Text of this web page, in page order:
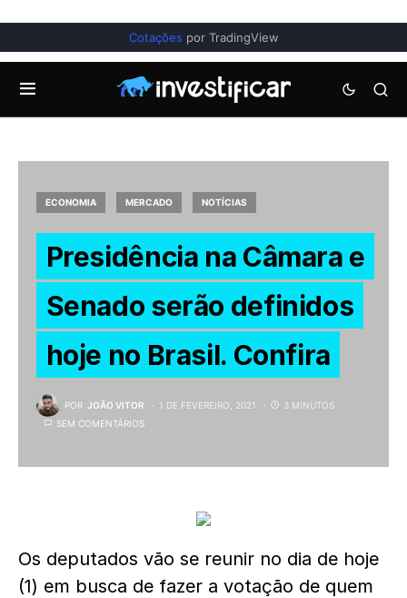
Cotações por TradingView
ECONOMIA MERCADO NOTÍCIAS
Presidência na Câmara e
Senado serão definidos
hoje no Brasil. Confira
POR JOÃO VITOR 1 DE FEVEREIRO, 2021
3 MINUTOS
SEM COMENTÁRIOS
Os deputados vão se reunir no dia de hoje
(1) em busca de fazer a votação de quem